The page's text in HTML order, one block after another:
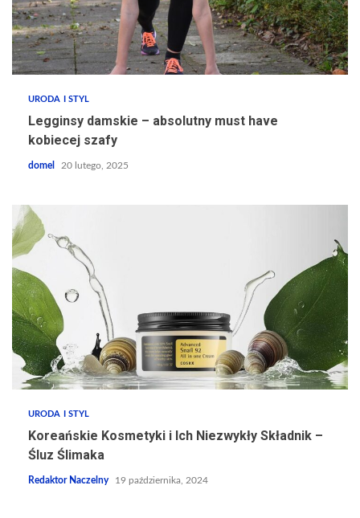
URODA I STYL
Legginsy damskie – absolutny must have
kobiecej szafy
domel 20 lutego, 2025
URODA I STYL
Koreańskie Kosmetyki i Ich Niezwykły Składnik –
Śluz Ślimaka
Redaktor Naczelny 19 października, 2024